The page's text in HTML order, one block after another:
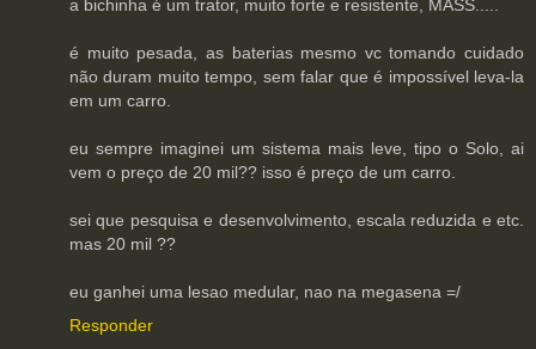
a bichinha é um trator, muito forte e resistente, MASS.....
é muito pesada, as baterias mesmo vc tomando cuidado
não duram muito tempo, sem falar que é impossível leva-la
em um carro.
eu sempre imaginei um sistema mais leve, tipo o Solo, ai
vem o preço de 20 mil?? isso é preço de um carro.
sei que pesquisa e desenvolvimento, escala reduzida e etc.
mas 20 mil ??
eu ganhei uma lesao medular, nao na megasena =/
Responder